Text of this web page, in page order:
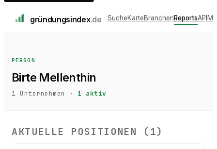
gründungsindex.de SucheKarteBranchenReportsAPI
PERSON
Birte Mellenthin
1 Unternehmen · 1 aktiv
AKTUELLE POSITIONEN ( 1)